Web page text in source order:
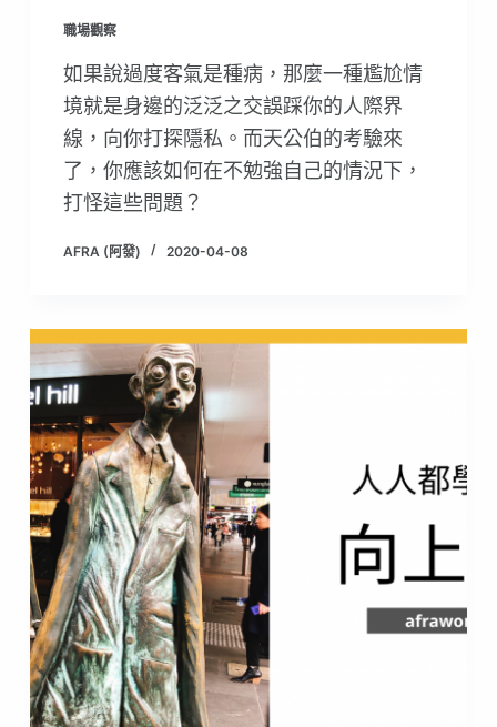
職場觀察
如果說過度客氣是種病，那麼一種尷尬情
境就是身邊的泛泛之交誤踩你的人際界
線，向你打探隱私。而天公伯的考驗來
了，你應該如何在不勉強自己的情況下，
打怪這些問題？
AFRA (阿發) 2020-04-08